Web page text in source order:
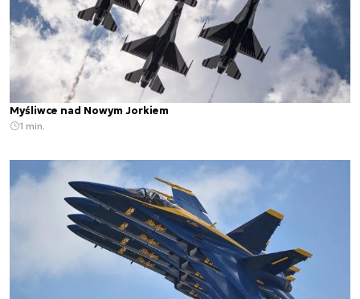
Myśliwce nad Nowym Jorkiem
1 min.